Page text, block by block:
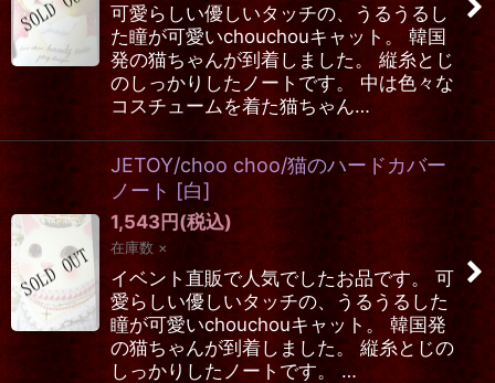
可愛らしい優しいタッチの、うるうるし
た瞳が可愛いchouchouキャット。 韓国
発の猫ちゃんが到着しました。 縦糸とじ
のしっかりしたノートです。 中は色々な
コスチュームを着た猫ちゃん…
JETOY/choo choo/猫のハードカバー
ノート [白]
1,543円(税込)
在庫数 ×
イベント直販で人気でしたお品です。 可
愛らしい優しいタッチの、うるうるした
瞳が可愛いchouchouキャット。 韓国発
の猫ちゃんが到着しました。 縦糸とじの
しっかりしたノートです。 …